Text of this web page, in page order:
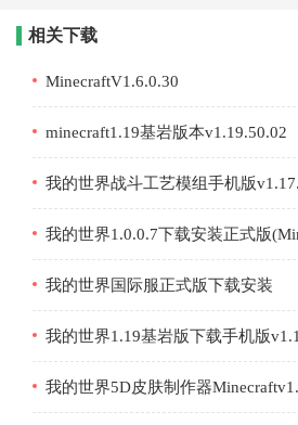
相关下载
MinecraftV1.6.0.30
minecraft1.19基岩版本v1.19.50.02
我的世界战斗工艺模组手机版
我的世界1.0.0.7下载安装正式版
我的世界国际服正式版下载安装
我的世界1.19基岩版下载手机版
我的世界5D皮肤制作器